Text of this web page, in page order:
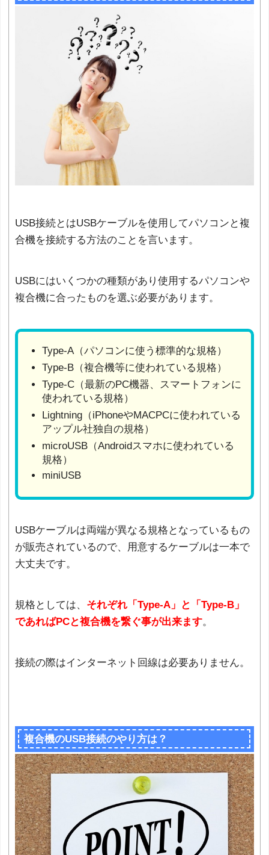
USB接続とはUSBケーブルを使用してパソコンと複
合機を接続する方法のことを言います。
USBにはいくつかの種類があり使用するパソコンや
複合機に合ったものを選ぶ必要があります。
Type-A（パソコンに使う標準的な規格）
Type-B（複合機等に使われている規格）
Type-C（最新のPC機器、スマートフォンに
使われている規格）
Lightning（iPhoneやMACPCに使われている
アップル社独自の規格）
microUSB（Androidスマホに使われている
規格）
miniUSB
USBケーブルは両端が異なる規格となっているもの
が販売されているので、用意するケーブルは一本で
大丈夫です。
規格としては、 それぞれ「Type-A」と「Type-B」
であればPCと複合機を繋ぐ事が出来ます。
接続の際はインターネット回線は必要ありません。
複合機のUSB接続のやり方は？